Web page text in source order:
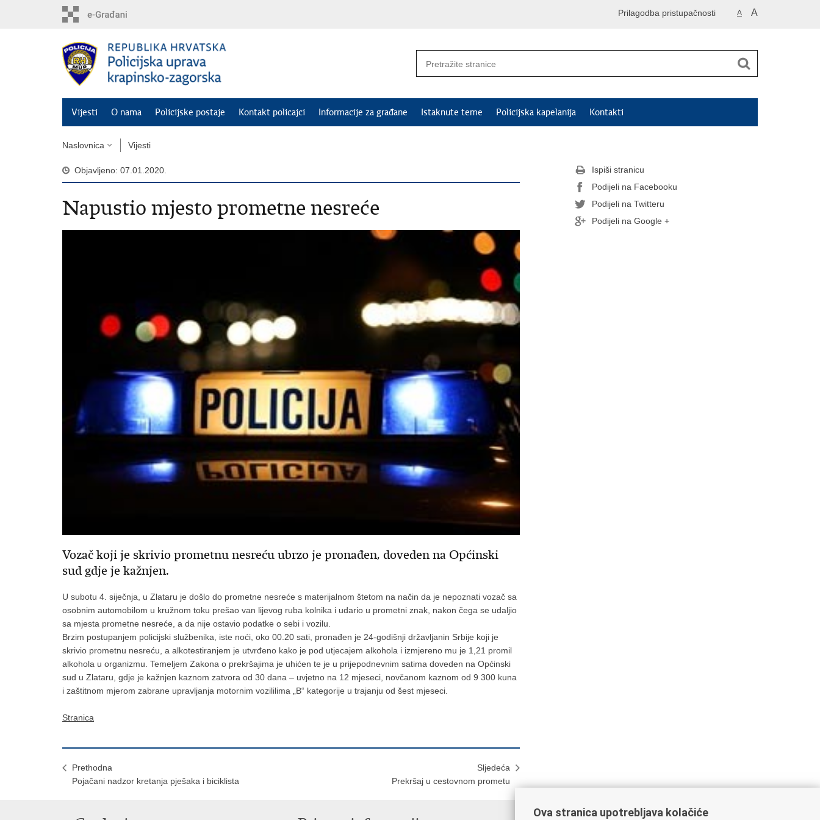
A A
Prilagodba pristupačnosti
Vijesti O nama Policijske postaje Kontakt policajci Informacije za građane Istaknute teme Policijska kapelanija Kontakti
Naslovnica Vijesti
Objavljeno: 07.01.2020.
Napustio mjesto prometne nesreće
Vozač koji je skrivio prometnu nesreću ubrzo je pronađen, doveden na Općinski
sud gdje je kažnjen.
U subotu 4. siječnja, u Zlataru je došlo do prometne nesreće s materijalnom štetom na način da je nepoznati vozač sa
osobnim automobilom u kružnom toku prešao van lijevog ruba kolnika i udario u prometni znak, nakon čega se udaljio
sa mjesta prometne nesreće, a da nije ostavio podatke o sebi i vozilu.
Brzim postupanjem policijski službenika, iste noći, oko 00.20 sati, pronađen je 24-godišnji državljanin Srbije koji je
skrivio prometnu nesreću, a alkotestiranjem je utvrđeno kako je pod utjecajem alkohola i izmjereno mu je 1,21 promil
alkohola u organizmu. Temeljem Zakona o prekršajima je uhićen te je u prijepodnevnim satima doveden na Općinski
sud u Zlataru, gdje je kažnjen kaznom zatvora od 30 dana – uvjetno na 12 mjeseci, novčanom kaznom od 9 300 kuna
i zaštitnom mjerom zabrane upravljanja motornim vozililima „B“ kategorije u trajanju od šest mjeseci.
Stranica
Prethodna
Pojačani nadzor kretanja pješaka i biciklista
Sljedeća
Prekršaj u cestovnom prometu
Ispiši stranicu
Podijeli na Facebooku
Podijeli na Twitteru
Podijeli na Google +
Ova stranica upotrebljava kolačiće